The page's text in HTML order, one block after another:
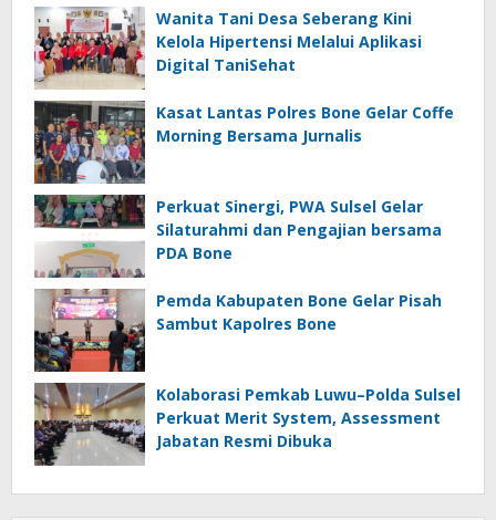
Wanita Tani Desa Seberang Kini
Kelola Hipertensi Melalui Aplikasi
Digital TaniSehat
Kasat Lantas Polres Bone Gelar Coffe
Morning Bersama Jurnalis
Perkuat Sinergi, PWA Sulsel Gelar
Silaturahmi dan Pengajian bersama
PDA Bone
Pemda Kabupaten Bone Gelar Pisah
Sambut Kapolres Bone
Kolaborasi Pemkab Luwu–Polda Sulsel
Perkuat Merit System, Assessment
Jabatan Resmi Dibuka